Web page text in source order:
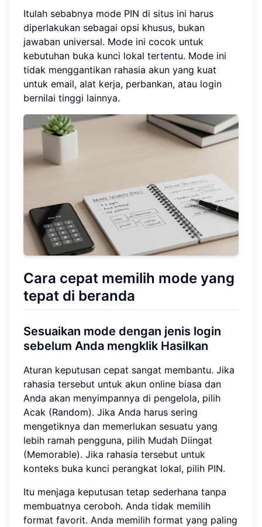
Itulah sebabnya mode PIN di situs ini harus
diperlakukan sebagai opsi khusus, bukan
jawaban universal. Mode ini cocok untuk
kebutuhan buka kunci lokal tertentu. Mode ini
tidak menggantikan rahasia akun yang kuat
untuk email, alat kerja, perbankan, atau login
bernilai tinggi lainnya.
Cara cepat memilih mode yang
tepat di beranda
Sesuaikan mode dengan jenis login
sebelum Anda mengklik Hasilkan
Aturan keputusan cepat sangat membantu. Jika
rahasia tersebut untuk akun online biasa dan
Anda akan menyimpannya di pengelola, pilih
Acak (Random). Jika Anda harus sering
mengetiknya dan memerlukan sesuatu yang
lebih ramah pengguna, pilih Mudah Diingat
(Memorable). Jika rahasia tersebut untuk
konteks buka kunci perangkat lokal, pilih PIN.
Itu menjaga keputusan tetap sederhana tanpa
membuatnya ceroboh. Anda tidak memilih
format favorit. Anda memilih format yang paling